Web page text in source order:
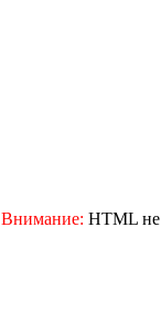
Внимание: HTML не